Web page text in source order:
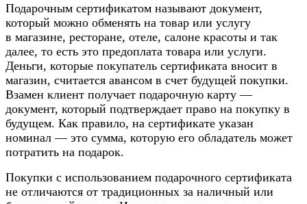
Подарочным сертификатом называют документ,
который можно обменять на товар или услугу
в магазине, ресторане, отеле, салоне красоты и так
далее, то есть это предоплата товара или услуги.
Деньги, которые покупатель сертификата вносит в
магазин, считается авансом в счет будущей покупки.
Взамен клиент получает подарочную карту —
документ, который подтверждает право на покупку в
будущем. Как правило, на сертификате указан
номинал — это сумма, которую его обладатель может
потратить на подарок.
Покупки с использованием подарочного сертификата
не отличаются от традиционных за наличный или